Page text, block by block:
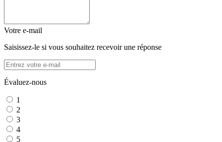
Votre e-mail
Saisissez-le si vous souhaitez recevoir une réponse
Évaluez-nous
1
2
3
4
5